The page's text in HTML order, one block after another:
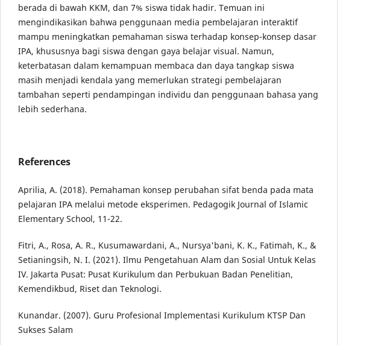
berada di bawah KKM, dan 7% siswa tidak hadir. Temuan ini
mengindikasikan bahwa penggunaan media pembelajaran interaktif
mampu meningkatkan pemahaman siswa terhadap konsep-konsep dasar
IPA, khususnya bagi siswa dengan gaya belajar visual. Namun,
keterbatasan dalam kemampuan membaca dan daya tangkap siswa
masih menjadi kendala yang memerlukan strategi pembelajaran
tambahan seperti pendampingan individu dan penggunaan bahasa yang
lebih sederhana.
References
Aprilia, A. (2018). Pemahaman konsep perubahan sifat benda pada mata
pelajaran IPA melalui metode eksperimen. Pedagogik Journal of Islamic
Elementary School, 11-22.
Fitri, A., Rosa, A. R., Kusumawardani, A., Nursya'bani, K. K., Fatimah, K., &
Setianingsih, N. I. (2021). Ilmu Pengetahuan Alam dan Sosial Untuk Kelas
IV. Jakarta Pusat: Pusat Kurikulum dan Perbukuan Badan Penelitian,
Kemendikbud, Riset dan Teknologi.
Kunandar. (2007). Guru Profesional Implementasi Kurikulum KTSP Dan
Sukses Salam